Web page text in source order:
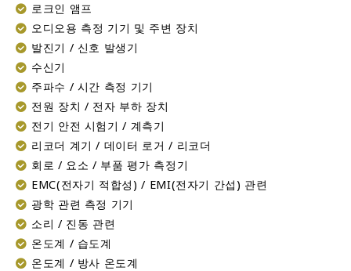
로크인 앰프
오디오용 측정 기기 및 주변 장치
발진기 / 신호 발생기
수신기
주파수 / 시간 측정 기기
전원 장치 / 전자 부하 장치
전기 안전 시험기 / 계측기
리코더 계기 / 데이터 로거 / 리코더
회로 / 요소 / 부품 평가 측정기
EMC(전자기 적합성) / EMI(전자기 간섭) 관련
광학 관련 측정 기기
소리 / 진동 관련
온도계 / 습도계
온도계 / 방사 온도계